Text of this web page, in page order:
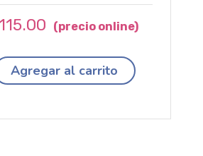
.00
Agregar al carrito